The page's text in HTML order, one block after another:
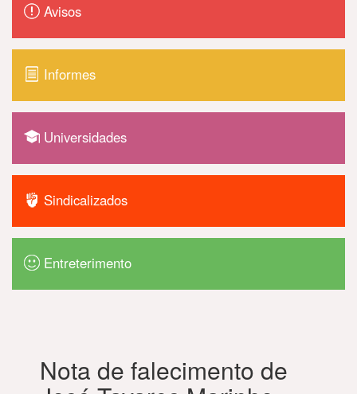
Avisos
Informes
Universidades
Sindicalizados
Entreterimento
Nota de falecimento de